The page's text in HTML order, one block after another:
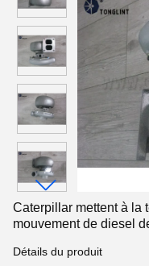
Caterpillar mettent à la
mouvement de diesel
Détails du produit